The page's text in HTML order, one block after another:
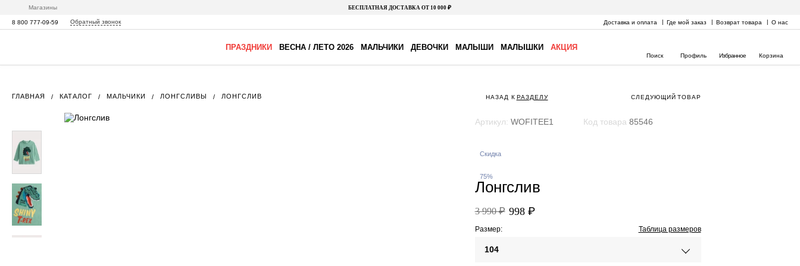
Магазины БЕСПЛАТНАЯ ДОСТАВКА ОТ 10 000 ₽
8 800 777-09-59 Обратный звонок Доставка и оплата Где мой заказ Возврат товара О нас
ПРАЗДНИКИ ВЕСНА / ЛЕТО 2026 МАЛЬЧИКИ ДЕВОЧКИ МАЛЫШИ МАЛЫШКИ АКЦИЯ
Поиск Профиль Избранное Корзина
ГЛАВНАЯ КАТАЛОГ МАЛЬЧИКИ ЛОНГСЛИВЫ ЛОНГСЛИВ НАЗАД К РАЗДЕЛУ СЛЕДУЮЩИЙ ТОВАР
Артикул: WOFITEE1 Код товара 85546
Скидка
75%
Лонгслив
3 990 ₽ 998 ₽
Размер: Таблица размеров
104